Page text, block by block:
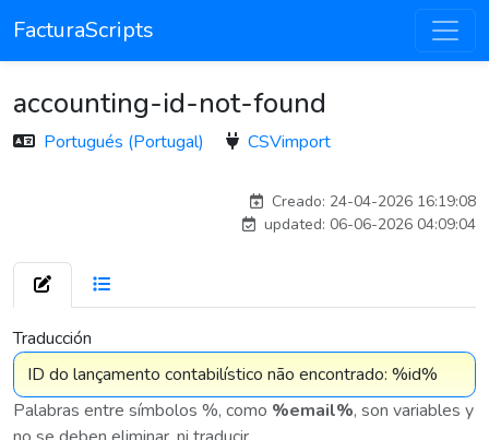
FacturaScripts
accounting-id-not-found
Portugués (Portugal) CSVimport
Creado: 24-04-2026 16:19:08
updated: 06-06-2026 04:09:04
Traducción
Palabras entre símbolos %, como %email%, son variables y